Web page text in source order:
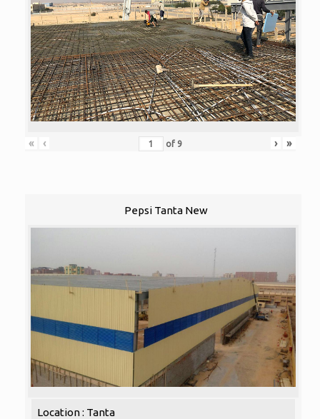
« ‹ of 9 › »
Pepsi Tanta New
Location : Tanta